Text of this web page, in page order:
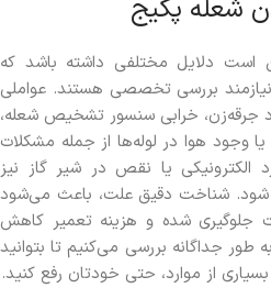
شعله پکیج
است دلایل مختلفی داشته باشد که
بررسی تخصصی هستند. عواملی
جرقه‌زن، خرابی سنسور تشخیص شعله،
وجود هوا در لوله‌ها از جمله مشکلات
الکترونیکی یا نقص در شیر گاز نیز
شناخت دقیق علت، باعث می‌شود
جلوگیری شده و هزینه تعمیر کاهش
طور جداگانه بررسی می‌کنیم تا بتوانید
از موارد، حتی خودتان رفع کنید.